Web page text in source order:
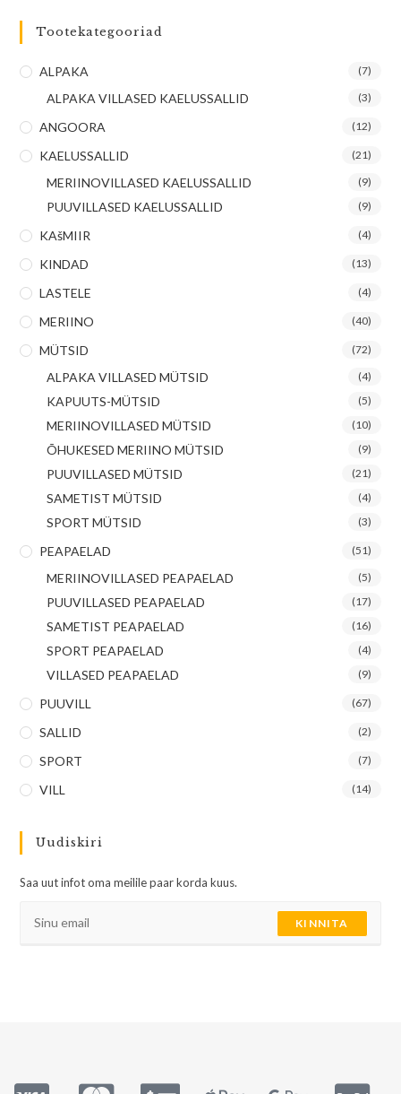
Tootekategooriad
ALPAKA (7)
ALPAKA VILLASED KAELUSSALLID (3)
ANGOORA (12)
KAELUSSALLID (21)
MERIINOVILLASED KAELUSSALLID (9)
PUUVILLASED KAELUSSALLID (9)
KAšMIIR (4)
KINDAD (13)
LASTELE (4)
MERIINO (40)
MÜTSID (72)
ALPAKA VILLASED MÜTSID (4)
KAPUUTS-MÜTSID (5)
MERIINOVILLASED MÜTSID (10)
ÕHUKESED MERIINO MÜTSID (9)
PUUVILLASED MÜTSID (21)
SAMETIST MÜTSID (4)
SPORT MÜTSID (3)
PEAPAELAD (51)
MERIINOVILLASED PEAPAELAD (5)
PUUVILLASED PEAPAELAD (17)
SAMETIST PEAPAELAD (16)
SPORT PEAPAELAD (4)
VILLASED PEAPAELAD (9)
PUUVILL (67)
SALLID (2)
SPORT (7)
VILL (14)
Uudiskiri
Saa uut infot oma meilile paar korda kuus.
KINNITA